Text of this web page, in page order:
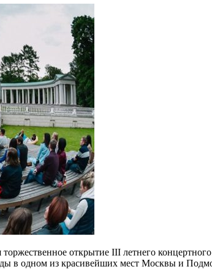
открытие III летнего
в одном из красивейших мест Москвы и